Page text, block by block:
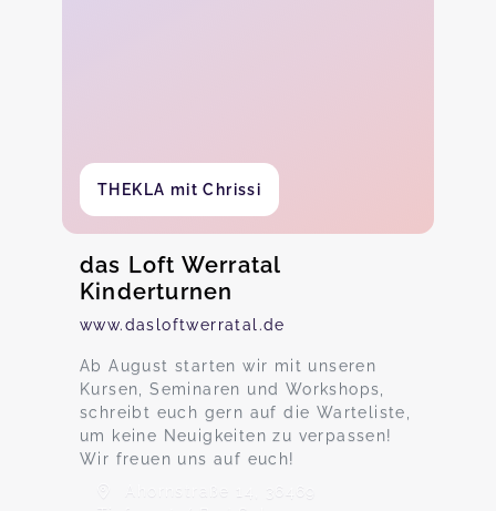
THEKLA mit Chrissi
das Loft Werratal
Kinderturnen
www.dasloftwerratal.de
Ab August starten wir mit unseren
Kursen, Seminaren und Workshops,
schreibt euch gern auf die Warteliste,
um keine Neuigkeiten zu verpassen!
Wir freuen uns auf euch!
Ahornstraße 14, 36469